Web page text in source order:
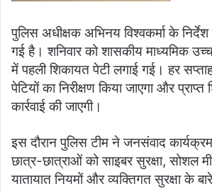
पुलिस अधीक्षक अभिनय विश्वकर्मा के
गई है। शनिवार को शासकीय माध्यमिक
में पहली शिकायत पेटी लगाई गई। हर
पेटियों का निरीक्षण किया जाएगा और प्राप्त
कार्रवाई की जाएगी।
इस दौरान पुलिस टीम ने जनसंवाद
छात्र-छात्राओं को साइबर सुरक्षा, सोशल
यातायात नियमों और व्यक्तिगत सुरक्षा के